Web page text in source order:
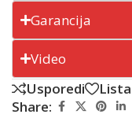
Garancija
Video
Usporedi
Share: